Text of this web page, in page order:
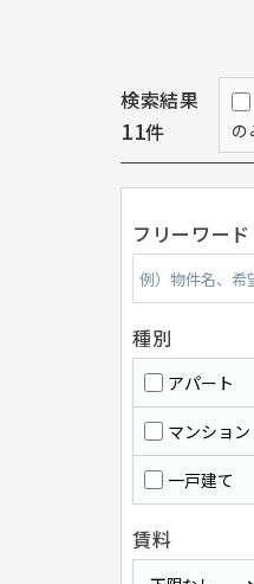
検索結果
11件
の
フリーワード
種別
アパート
マンション
一戸建て
賃料